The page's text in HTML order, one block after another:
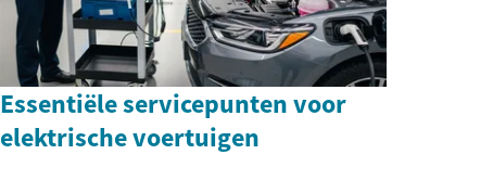
Essentiële servicepunten voor
elektrische voertuigen